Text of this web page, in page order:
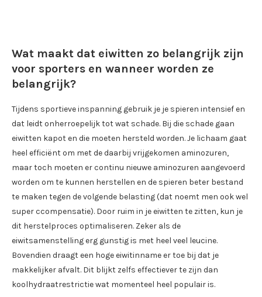
Wat maakt dat eiwitten zo belangrijk zijn
voor sporters en wanneer worden ze
belangrijk?
Tijdens sportieve inspanning gebruik je je spieren intensief en
dat leidt onherroepelijk tot wat schade. Bij die schade gaan
eiwitten kapot en die moeten hersteld worden. Je lichaam gaat
heel efficiënt om met de daarbij vrijgekomen aminozuren,
maar toch moeten er continu nieuwe aminozuren aangevoerd
worden om te kunnen herstellen en de spieren beter bestand
te maken tegen de volgende belasting (dat noemt men ook wel
super ccompensatie). Door ruim in je eiwitten te zitten, kun je
dit herstelproces optimaliseren. Zeker als de
eiwitsamenstelling erg gunstig is met heel veel leucine.
Bovendien draagt een hoge eiwitinname er toe bij dat je
makkelijker afvalt. Dit blijkt zelfs effectiever te zijn dan
koolhydraatrestrictie wat momenteel heel populair is.